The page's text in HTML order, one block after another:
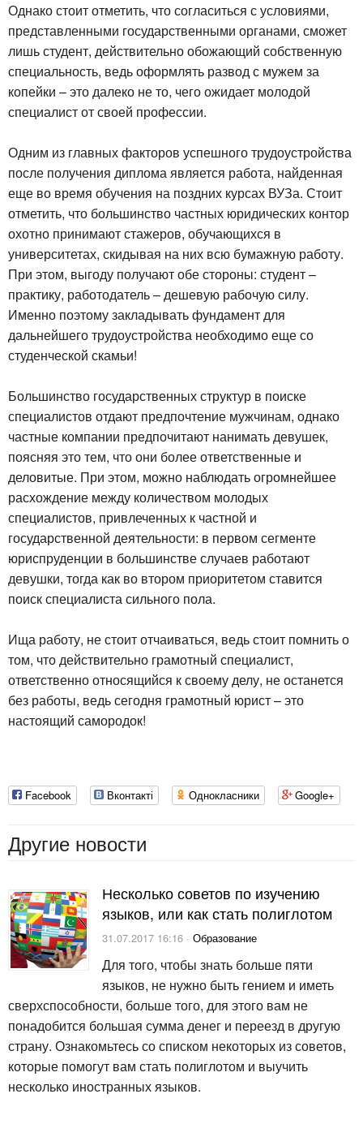
Однако стоит отметить, что согласиться с условиями,
представленными государственными органами, сможет
лишь студент, действительно обожающий собственную
специальность, ведь оформлять развод с мужем за
копейки – это далеко не то, чего ожидает молодой
специалист от своей профессии.
Одним из главных факторов успешного трудоустройства
после получения диплома является работа, найденная
еще во время обучения на поздних курсах ВУЗа. Стоит
отметить, что большинство частных юридических контор
охотно принимают стажеров, обучающихся в
университетах, скидывая на них всю бумажную работу.
При этом, выгоду получают обе стороны: студент –
практику, работодатель – дешевую рабочую силу.
Именно поэтому закладывать фундамент для
дальнейшего трудоустройства необходимо еще со
студенческой скамьи!
Большинство государственных структур в поиске
специалистов отдают предпочтение мужчинам, однако
частные компании предпочитают нанимать девушек,
поясняя это тем, что они более ответственные и
деловитые. При этом, можно наблюдать огромнейшее
расхождение между количеством молодых
специалистов, привлеченных к частной и
государственной деятельности: в первом сегменте
юриспруденции в большинстве случаев работают
девушки, тогда как во втором приоритетом ставится
поиск специалиста сильного пола.
Ища работу, не стоит отчаиваться, ведь стоит помнить о
том, что действительно грамотный специалист,
ответственно относящийся к своему делу, не останется
без работы, ведь сегодня грамотный юрист – это
настоящий самородок!
Facebook Вконтакті Однокласники Google+
Другие новости
Несколько советов по изучению
языков, или как стать полиглотом
31.07.2017 16:16 · Образование
Для того, чтобы знать больше пяти
языков, не нужно быть гением и иметь
сверхспособности, больше того, для этого вам не
понадобится большая сумма денег и переезд в другую
страну. Ознакомьтесь со списком некоторых из советов,
которые помогут вам стать полиглотом и выучить
несколько иностранных языков.